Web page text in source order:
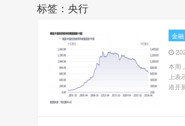
标签：央行
金融
本周
上表
港开